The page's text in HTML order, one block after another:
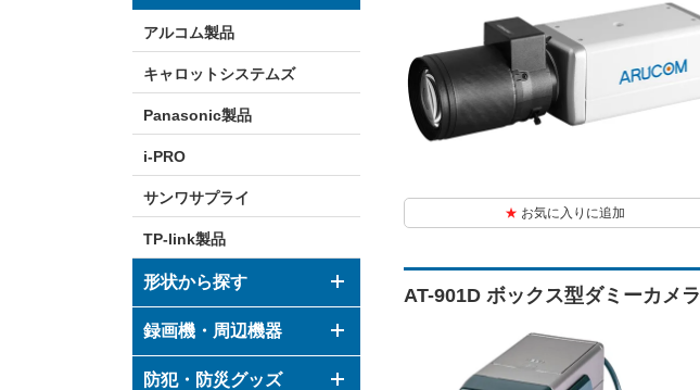
アルコム製品
キャロットシステムズ
Panasonic製品
i-PRO
サンワサプライ
TP-link製品
形状から探す
ドーム型カメラ
ボックス型カメラ
録画機・周辺機器
デジタルレコーダー
防犯・防災グッズ
お気に入りに追加
AT-901D ボックス型ダミーカメラ